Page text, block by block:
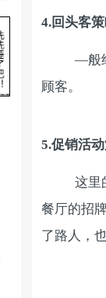
4.回头客
—般
顾客。
5.促销活
这里
餐厅的招
了路人，